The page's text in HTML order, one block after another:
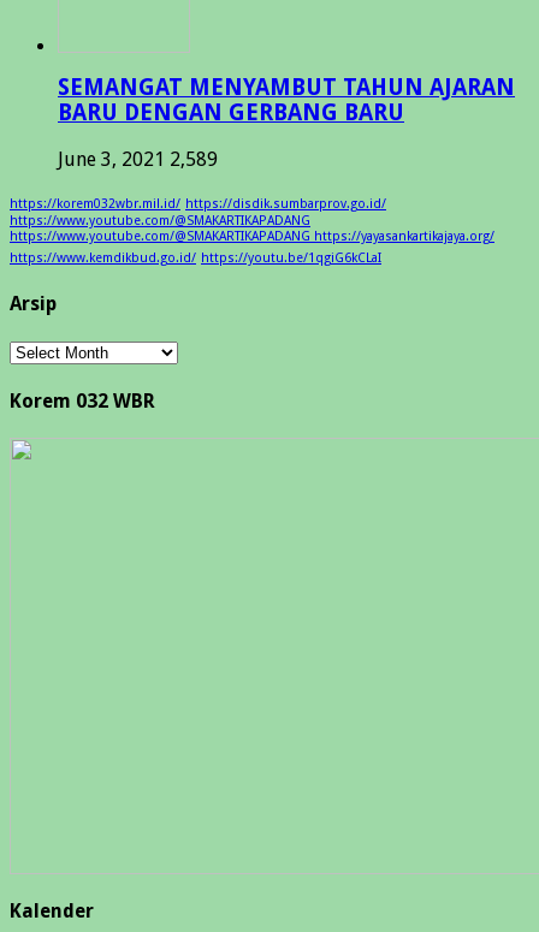
SEMANGAT MENYAMBUT TAHUN AJARAN
BARU DENGAN GERBANG BARU
June 3, 2021 2,589
https://korem032wbr.mil.id/ https://disdik.sumbarprov.go.id/
https://www.youtube.com/@SMAKARTIKAPADANG
https://www.youtube.com/@SMAKARTIKAPADANG https://yayasankartikajaya.org/
https://www.kemdikbud.go.id/ https://youtu.be/1qgiG6kCLaI
Arsip
Arsip
Korem 032 WBR
Kalender